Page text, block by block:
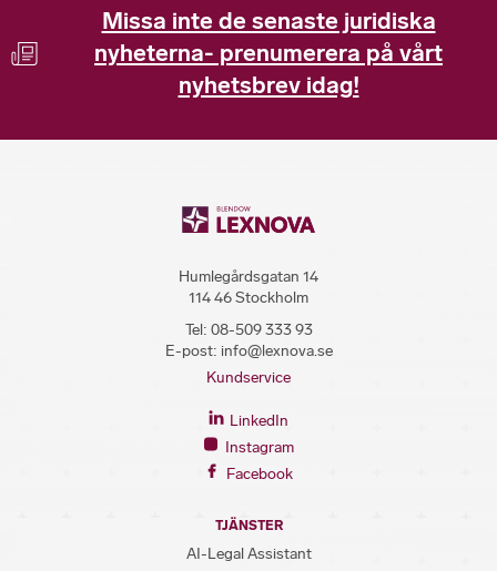
Missa inte de senaste juridiska
nyheterna- prenumerera på vårt
nyhetsbrev idag!
Humlegårdsgatan 14
114 46 Stockholm
Tel: 08-509 333 93
E-post: info@lexnova.se
Kundservice
LinkedIn
Instagram
Facebook
TJÄNSTER
AI-Legal Assistant